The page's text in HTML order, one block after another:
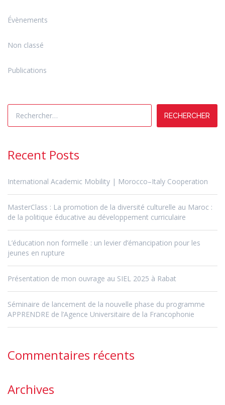
Évènements
Non classé
Publications
Rechercher :
Recent Posts
International Academic Mobility | Morocco–Italy Cooperation
MasterClass : La promotion de la diversité culturelle au Maroc :
de la politique éducative au développement curriculaire
L’éducation non formelle : un levier d’émancipation pour les
jeunes en rupture
Présentation de mon ouvrage au SIEL 2025 à Rabat
Séminaire de lancement de la nouvelle phase du programme
APPRENDRE de l’Agence Universitaire de la Francophonie
Commentaires récents
Archives